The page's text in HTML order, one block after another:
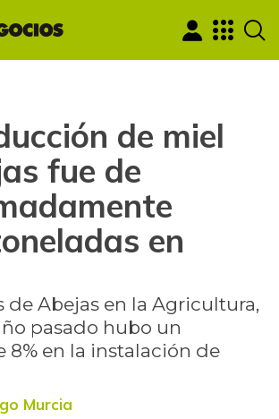
de miel
fue de
en
de Abejas en la Agricultura,
pasado hubo un
8% en la instalación de
Murcia